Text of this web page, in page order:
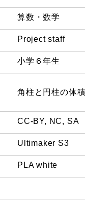
算数・数学
Project staff
小学６年生
角柱と円柱の体
CC-BY, NC,
Ultimaker S3
PLA white